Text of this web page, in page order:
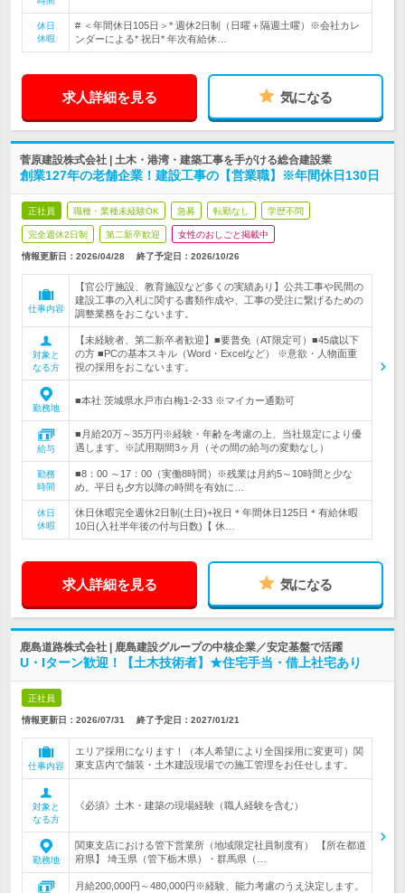
休日
休暇
# ＜年間休日105日＞* 週休2日制（日曜＋隔週土曜）※会社カレ
ンダーによる* 祝日* 年次有給休…
求人詳細を見る 気になる
菅原建設株式会社 | 土木・港湾・建築工事を手がける総合建設業
創業127年の老舗企業！建設工事の【営業職】※年間休日130日
正社員 職種・業種未経験OK 急募 転勤なし 学歴不問
完全週休2日制 第二新卒歓迎 女性のおしごと掲載中
情報更新日：2026/04/28 終了予定日： 2026/10/26
仕事内容
【官公庁施設、教育施設など多くの実績あり】公共工事や民間の
建設工事の入札に関する書類作成や、工事の受注に繋げるための
調整業務をおこないます。
対象と
なる方
【未経験者、第二新卒者歓迎】■要普免（AT限定可）■45歳以下
の方 ■PCの基本スキル（Word・Excelなど） ※意欲・人物面重
視の採用をおこないます。
勤務地
■本社 茨城県水戸市白梅1-2-33 ※マイカー通勤可
給与
■月給20万～35万円※経験・年齢を考慮の上、当社規定により優
遇します。※試用期間3ヶ月（その間の給与の変動なし）
勤務
時間
■8：00 ～17：00（実働8時間）※残業は月約5～10時間と少な
め。平日も夕方以降の時間を有効に…
休日
休暇
休日休暇完全週休2日制(土日)+祝日＊年間休日125日＊有給休暇
10日(入社半年後の付与日数)【 休…
求人詳細を見る 気になる
鹿島道路株式会社 | 鹿島建設グループの中核企業／安定基盤で活躍
U・Iターン歓迎！【土木技術者】★住宅手当・借上社宅あり
正社員
情報更新日：2026/07/31 終了予定日： 2027/01/21
仕事内容
エリア採用になります！（本人希望により全国採用に変更可）関
東支店内で舗装・土木建設現場での施工管理をお任せします。
対象と
なる方
《必須》土木・建築の現場経験（職人経験を含む）
勤務地
関東支店における管下営業所（地域限定社員制度有） 【所在都道
府県】 埼玉県（管下栃木県）・群馬県（…
月給200,000円～480,000円※経験、能力考慮のうえ決定します。